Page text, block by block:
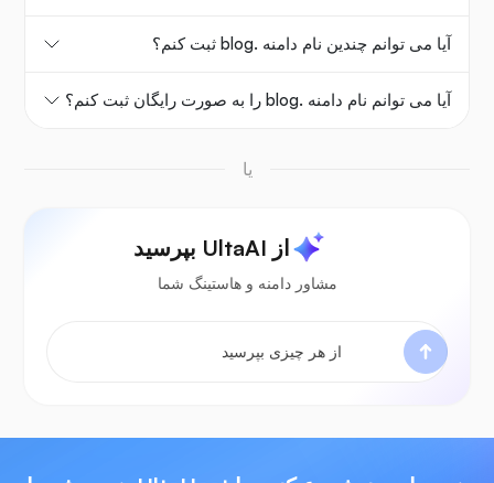
آیا می توانم چندین نام دامنه .blog ثبت کنم؟
آیا می توانم نام دامنه .blog را به صورت رایگان ثبت کنم؟
یا
از UltaAI بپرسید
مشاور دامنه و هاستینگ شما